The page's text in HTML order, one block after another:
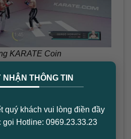
THÔNG TIN
quý khách vui lòng điền đầy
gọi Hotline: 0969.23.33.23
KARATE Coin
giữ KARATE coin có
quyết định quản trị giải đấu
Tham gia đặt cược xem võ sĩ